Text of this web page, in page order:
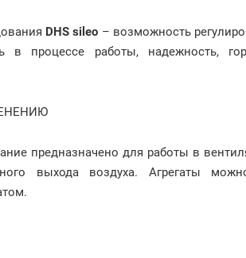
DHS sileo – возможность
в процессе работы, надежность,
предназначено для работы в
выхода воздуха. Агрегаты